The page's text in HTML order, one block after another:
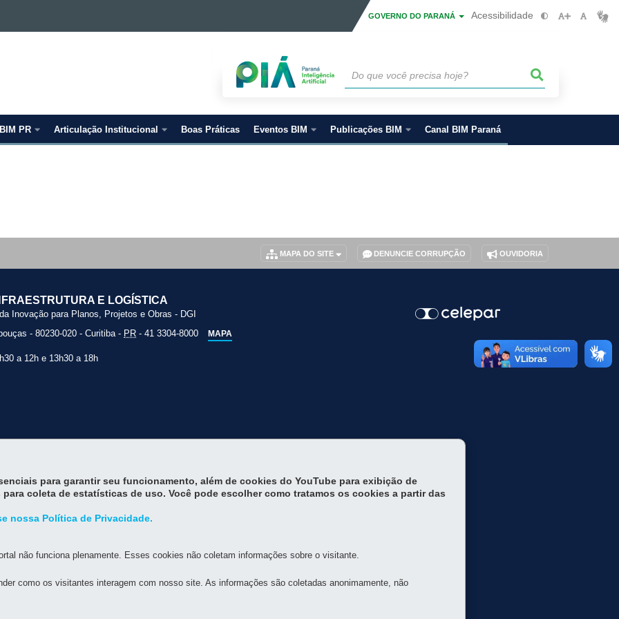
GOVERNO DO PARANÁ Acessibilidade
PR Articulação Institucional Boas Práticas Eventos BIM Publicações BIM Canal BIM Paraná
MAPA DO SITE DENUNCIE CORRUPÇÃO OUVIDORIA
E LOGÍSTICA
Inovação para Planos, Projetos e Obras - DGI
- 80230-020 - Curitiba- PR - 41 3304-8000 MAPA
a 12h e 13h30 a 18h
para garantir seu funcionamento, além de cookies do YouTube para exibição de
coleta de estatísticas de uso. Você pode escolher como tratamos os cookies a partir das
nossa Política de Privacidade.
não funciona plenamente. Esses cookies não coletam informações sobre o visitante.
como os visitantes interagem com nosso site. As informações são coletadas anonimamente, não